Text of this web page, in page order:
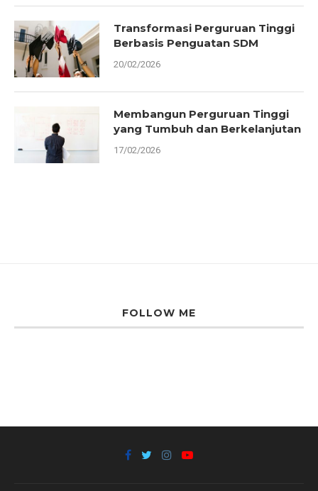
Transformasi Perguruan Tinggi
Berbasis Penguatan SDM
20/02/2026
Membangun Perguruan Tinggi
yang Tumbuh dan Berkelanjutan
17/02/2026
FOLLOW ME